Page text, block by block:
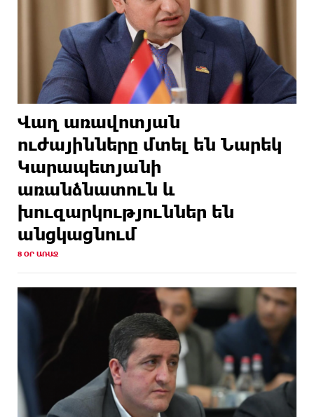
Վաղ առավոտյան
ուժայինները մտել են Նարեկ
Կարապետյանի
առանձնատուն և
խուզարկություններ են
անցկացնում
8 ՕՐ ԱՌԱՋ